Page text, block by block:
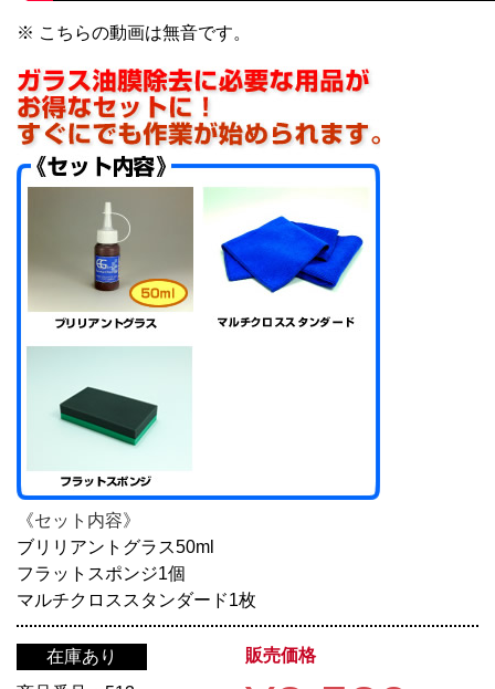
※ こちらの動画は無音です。
《セット内容》
ブリリアントグラス50ml
フラットスポンジ1個
マルチクロススタンダード1枚
在庫あり
販売価格